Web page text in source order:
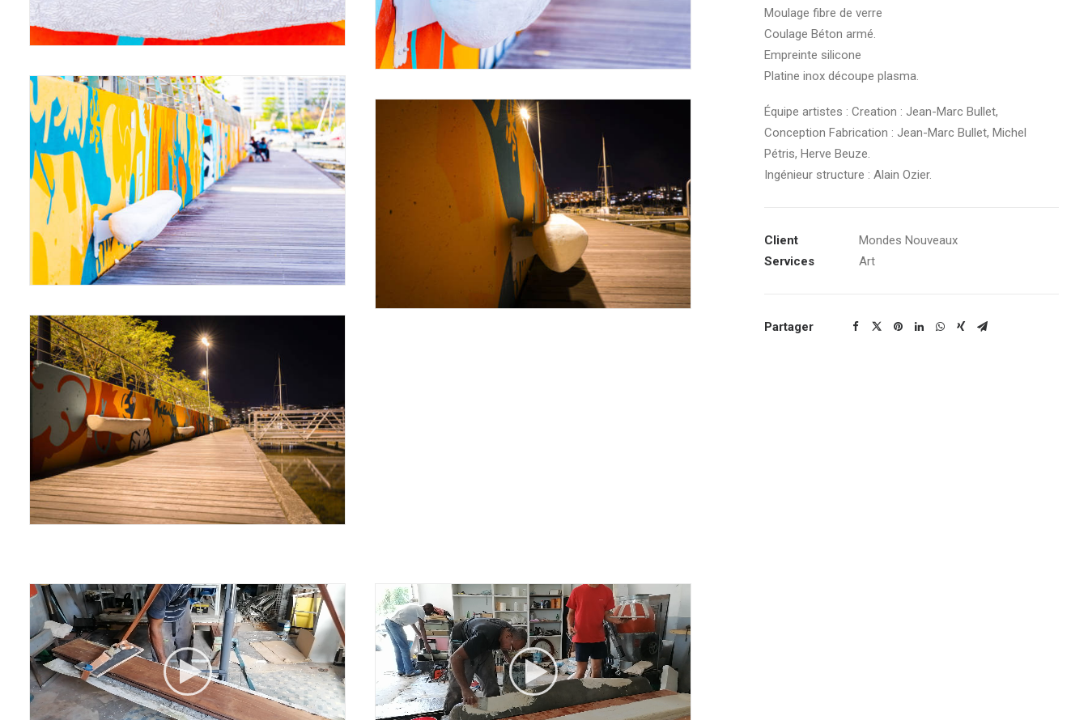
Moulage fibre de verre
Coulage Béton armé.
Empreinte silicone
Platine inox découpe plasma.
Équipe artistes : Creation : Jean-Marc Bullet,
Conception Fabrication : Jean-Marc Bullet, Michel
Pétris, Herve Beuze.
Ingénieur structure : Alain Ozier.
Client
Mondes Nouveaux
Services
Art
Partager